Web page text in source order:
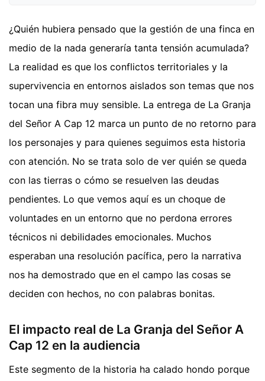
¿Quién hubiera pensado que la gestión de una finca en
medio de la nada generaría tanta tensión acumulada?
La realidad es que los conflictos territoriales y la
supervivencia en entornos aislados son temas que nos
tocan una fibra muy sensible. La entrega de La Granja
del Señor A Cap 12 marca un punto de no retorno para
los personajes y para quienes seguimos esta historia
con atención. No se trata solo de ver quién se queda
con las tierras o cómo se resuelven las deudas
pendientes. Lo que vemos aquí es un choque de
voluntades en un entorno que no perdona errores
técnicos ni debilidades emocionales. Muchos
esperaban una resolución pacífica, pero la narrativa
nos ha demostrado que en el campo las cosas se
deciden con hechos, no con palabras bonitas.
El impacto real de La Granja del Señor A
Cap 12 en la audiencia
Este segmento de la historia ha calado hondo porque